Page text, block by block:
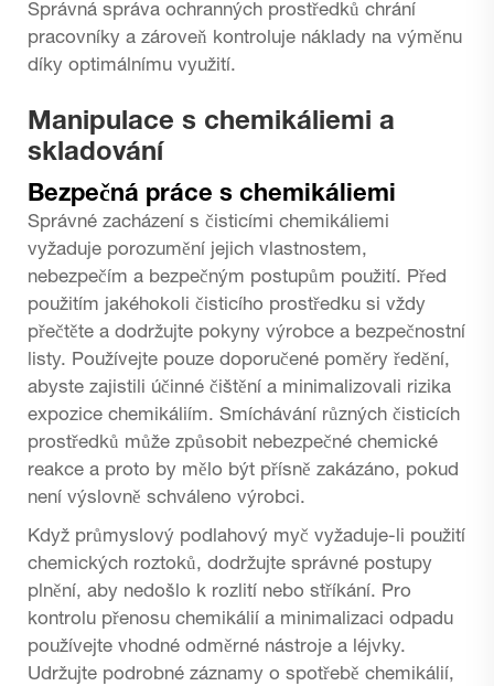
Správná správa ochranných prostředků chrání
pracovníky a zároveň kontroluje náklady na výměnu
díky optimálnímu využití.
Manipulace s chemikáliemi a
skladování
Bezpečná práce s chemikáliemi
Správné zacházení s čisticími chemikáliemi
vyžaduje porozumění jejich vlastnostem,
nebezpečím a bezpečným postupům použití. Před
použitím jakéhokoli čisticího prostředku si vždy
přečtěte a dodržujte pokyny výrobce a bezpečnostní
listy. Používejte pouze doporučené poměry ředění,
abyste zajistili účinné čištění a minimalizovali rizika
expozice chemikáliím. Smíchávání různých čisticích
prostředků může způsobit nebezpečné chemické
reakce a proto by mělo být přísně zakázáno, pokud
není výslovně schváleno výrobci.
Když průmyslový podlahový myč vyžaduje-li použití
chemických roztoků, dodržujte správné postupy
plnění, aby nedošlo k rozlití nebo stříkání. Pro
kontrolu přenosu chemikálií a minimalizaci odpadu
používejte vhodné odměrné nástroje a léjvky.
Udržujte podrobné záznamy o spotřebě chemikálií,